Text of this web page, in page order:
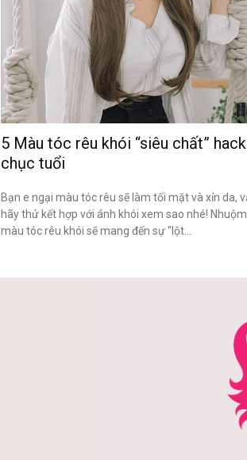
5 Màu tóc rêu khói “siêu chất”
chục tuổi
Bạn e ngại màu tóc rêu sẽ làm tối mặt và xỉn da,
hãy thử kết hợp với ánh khói xem sao nhé! Nhuộm
màu tóc rêu khói sẽ mang đến sự "lột...